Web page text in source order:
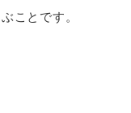
ことです。